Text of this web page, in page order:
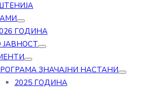
ГОДИНА
ЗНАЧАЈНИ НАСТАНИ
2025 ГОДИНА